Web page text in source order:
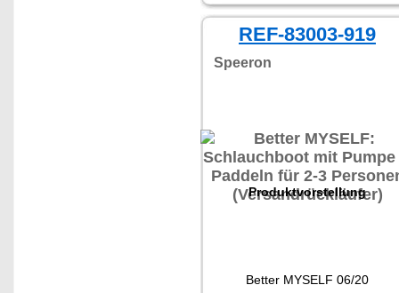
REF-83003-919
Speeron
Produktvorstellung
Better MYSELF 06/20